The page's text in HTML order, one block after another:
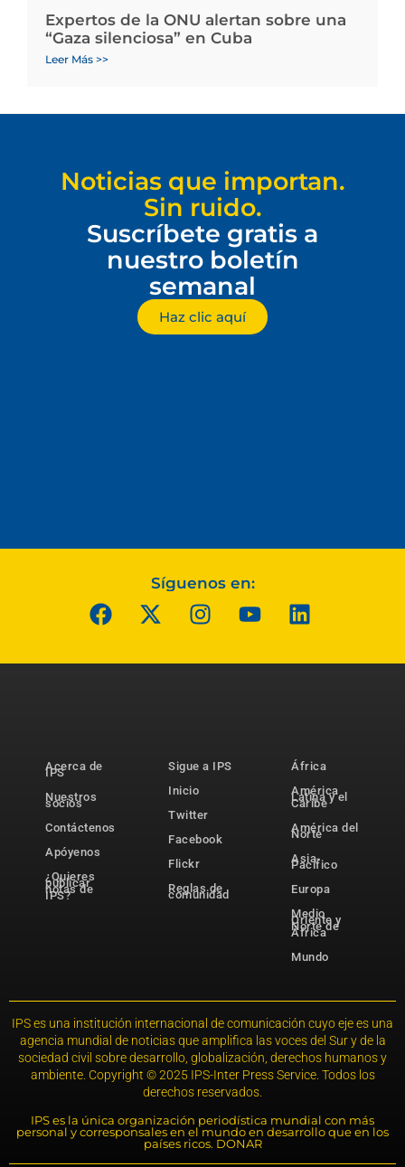
Expertos de la ONU alertan sobre una
“Gaza silenciosa” en Cuba
Leer Más >>
Noticias que importan.
Sin ruido.
Suscríbete gratis a
nuestro boletín
semanal
Haz clic aquí
Síguenos en:
Acerca de
IPS
Nuestros
socios
Contáctenos
Apóyenos
¿Quieres
publicar
notas de
IPS?
Sigue a IPS
Inicio
Twitter
Facebook
Flickr
Reglas de
comunidad
África
América
Latina y el
Caribe
América del
Norte
Asia-
Pacífico
Europa
Medio
Oriente y
Norte de
África
Mundo
IPS es una institución internacional de comunicación cuyo eje es una
agencia mundial de noticias que amplifica las voces del Sur y de la
sociedad civil sobre desarrollo, globalización, derechos humanos y
ambiente. Copyright © 2025 IPS-Inter Press Service. Todos los
derechos reservados.
IPS es la única organización periodística mundial con más
personal y corresponsales en el mundo en desarrollo que en los
países ricos. DONAR